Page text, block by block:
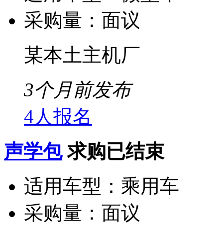
采购量： 面议
某本土主机厂
3个月前发布
4人报名
声学包 求购已结束
适用车型： 乘用车
采购量： 面议